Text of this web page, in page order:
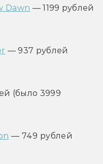
Dawn — 1199 рублей
— 937 рублей
(было 3999
— 749 рублей